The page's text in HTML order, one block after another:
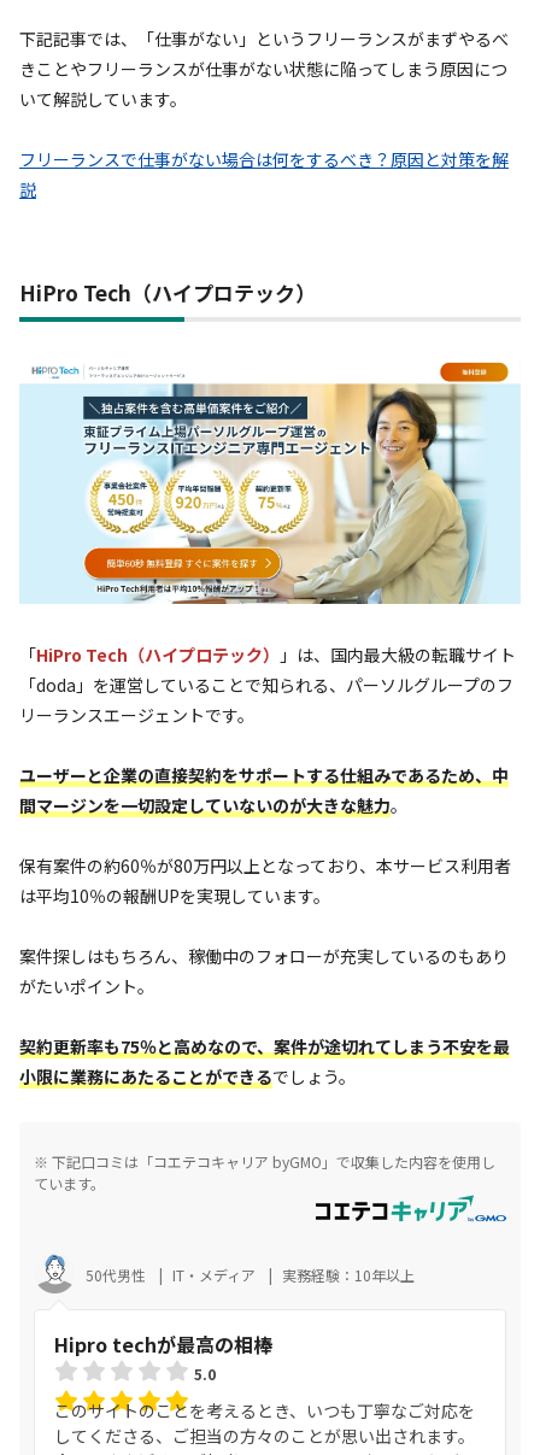
下記記事では、「仕事がない」というフリーランスがまずやるべ
きことやフリーランスが仕事がない状態に陥ってしまう原因につ
いて解説しています。
フリーランスで仕事がない場合は何をするべき？原因と対策を解
説
HiPro Tech（ハイプロテック）
「HiPro Tech（ハイプロテック）
」は、国内最大級の転職サイト
「doda」を運営していることで知られる、パーソルグループのフ
リーランスエージェントです。
ユーザーと企業の直接契約をサポートする仕組みであるため、中
間マージンを一切設定していないのが大きな魅力。
保有案件の約60％が80万円以上となっており、本サービス利用者
は平均10％の報酬UPを実現しています。
案件探しはもちろん、稼働中のフォローが充実しているのもあり
がたいポイント。
契約更新率も75％と高めなので、案件が途切れてしまう不安を最
小限に業務にあたることができるでしょう。
※ 下記口コミは「コエテコキャリア byGMO」で収集した内容を使用し
ています。
50代男性 IT・メディア 実務経験：10年以上
Hipro techが最高の相棒
5.0
このサイトのことを考えるとき、いつも丁寧なご対応を
してくださる、ご担当の方々のことが思い出されます。